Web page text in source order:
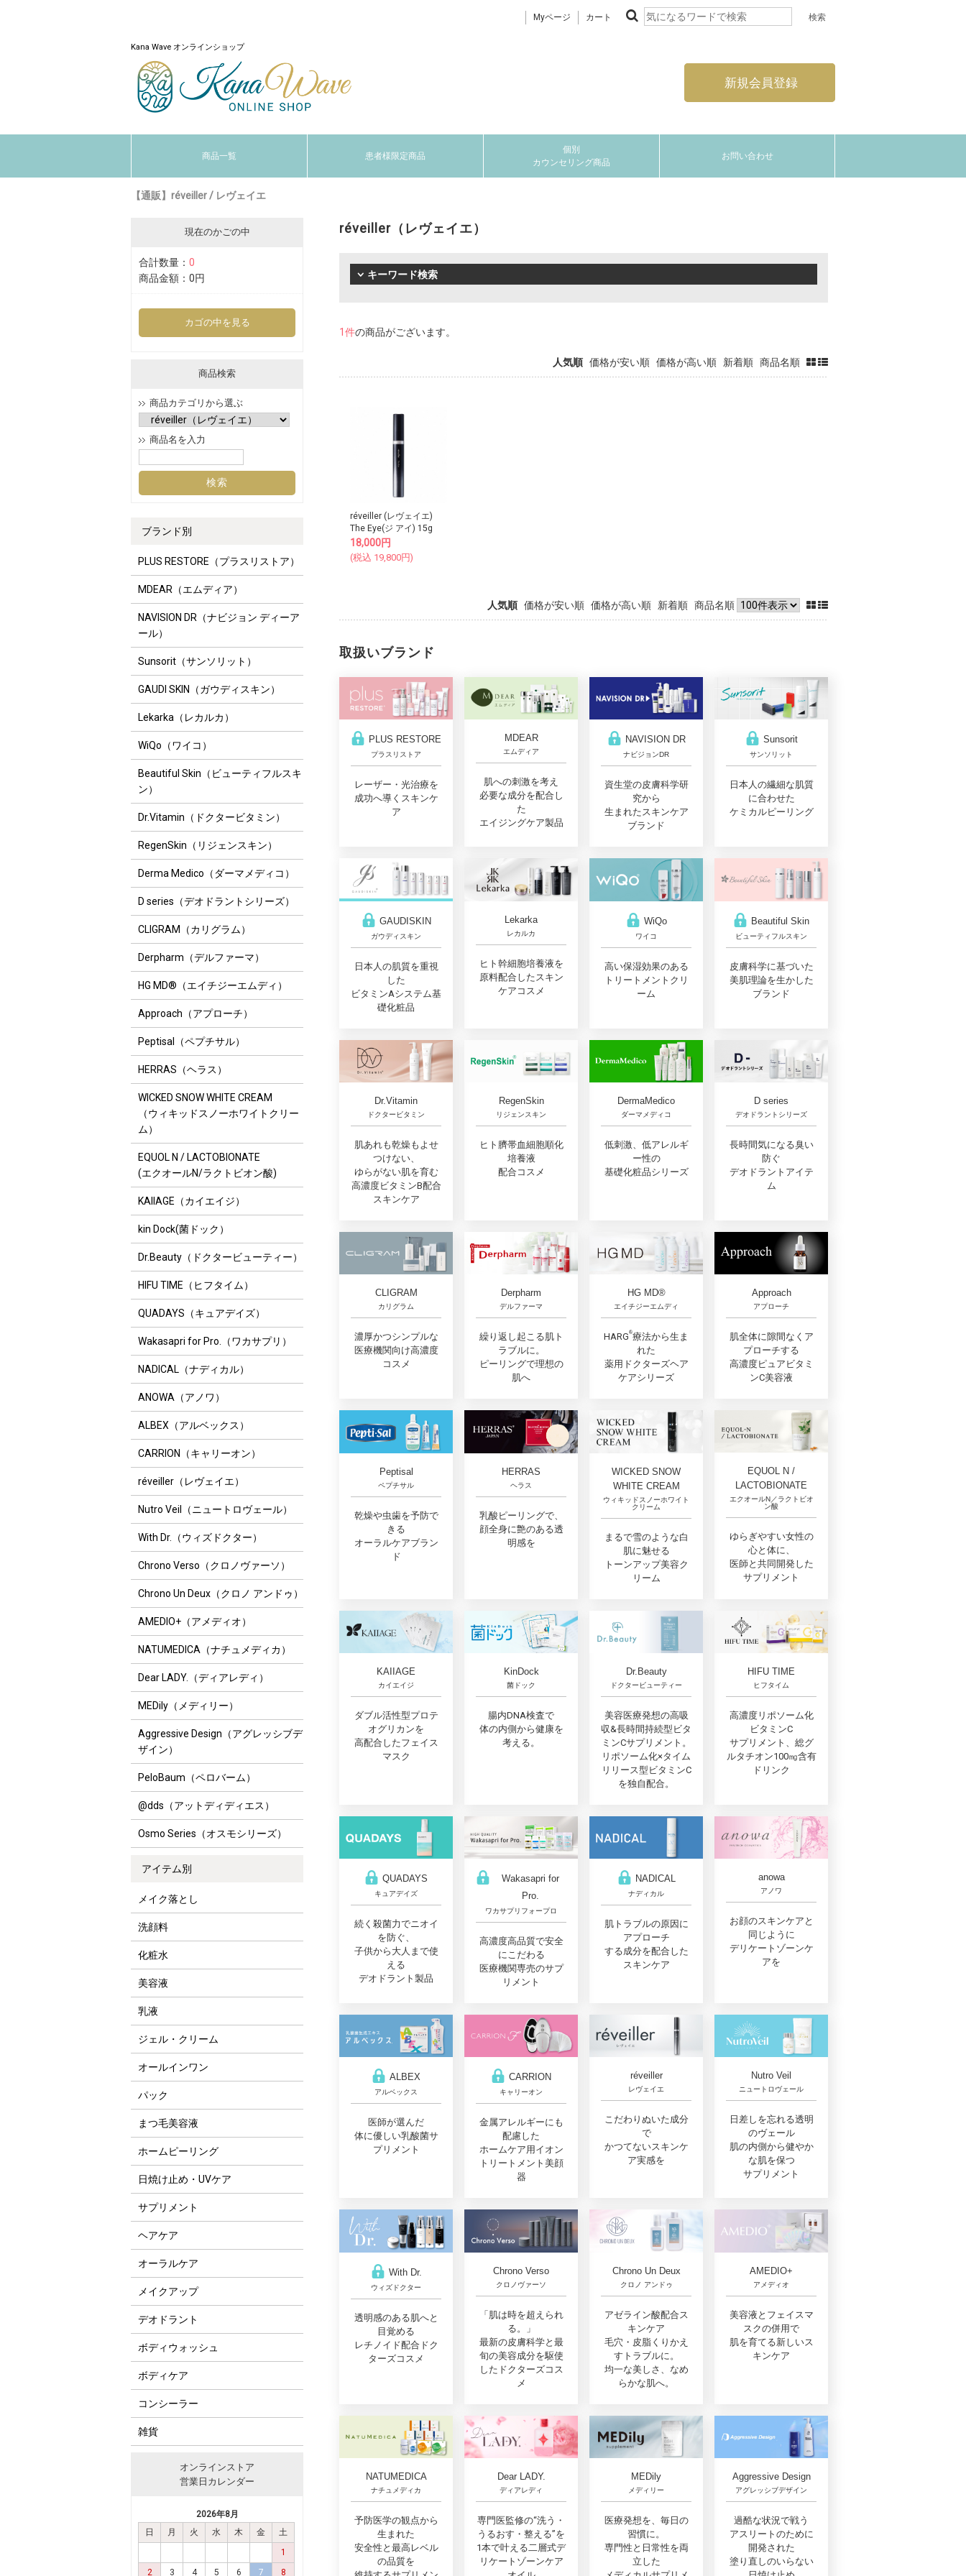
Myページ カート
Kana Wave オンラインショップ
新規会員登録
商品一覧 患者様限定商品
個別
カウンセリング商品
お問い合わせ
【通販】réveiller / レヴェイエ
現在のかごの中
合計数量： 0
商品金額： 0円
カゴの中を見る
商品検索
商品カテゴリから選ぶ
商品名を入力
ブランド別
PLUS RESTORE（プラスリストア）
MDEAR（エムディア）
NAVISION DR（ナビジョン ディーア
ール）
Sunsorit（サンソリット）
GAUDI SKIN（ガウディスキン）
Lekarka（レカルカ）
WiQo（ワイコ）
Beautiful Skin（ビューティフルスキ
ン）
Dr.Vitamin（ドクタービタミン）
RegenSkin（リジェンスキン）
Derma Medico（ダーマメディコ）
D series（デオドラントシリーズ）
CLIGRAM（カリグラム）
Derpharm（デルファーマ）
HG MD®（エイチジーエムディ）
Approach（アプローチ）
Peptisal（ペプチサル）
HERRAS（ヘラス）
WICKED SNOW WHITE CREAM
（ウィキッドスノーホワイトクリー
ム）
EQUOL N / LACTOBIONATE
(エクオールN/ラクトビオン酸)
KAIIAGE（カイエイジ）
kin Dock(菌ドック）
Dr.Beauty（ドクタービューティー）
HIFU TIME（ヒフタイム）
QUADAYS（キュアデイズ）
Wakasapri for Pro.（ワカサプリ）
NADICAL（ナディカル）
ANOWA（アノワ）
ALBEX（アルベックス）
CARRION（キャリーオン）
réveiller（レヴェイエ）
Nutro Veil（ニュートロヴェール）
With Dr.（ウィズドクター）
Chrono Verso（クロノヴァーソ）
Chrono Un Deux（クロノ アンドゥ）
AMEDIO+（アメディオ）
NATUMEDICA（ナチュメディカ）
Dear LADY.（ディアレディ）
MEDily（メディリー）
Aggressive Design（アグレッシブデ
ザイン）
PeloBaum（ペロバーム）
@dds（アットディディエス）
Osmo Series（オスモシリーズ）
アイテム別
メイク落とし
洗顔料
化粧水
美容液
乳液
ジェル・クリーム
オールインワン
パック
まつ毛美容液
ホームピーリング
日焼け止め・UVケア
サプリメント
ヘアケア
オーラルケア
メイクアップ
デオドラント
ボディウォッシュ
ボディケア
コンシーラー
雑貨
オンラインストア
営業日カレンダー
2026年8月
日
月 火 水 木 金
土
1
2
3 4 5 6 7 8
réveiller（レヴェイエ）
キーワード検索
1件の商品がございます。
人気順 価格が安い順 価格が高い順 新着順 商品名順
réveiller (レヴェイエ)
The Eye(ジ アイ) 15g
18,000円
(税込 19,800円)
人気順 価格が安い順 価格が高い順 新着順 商品名順
取扱いブランド
PLUS RESTORE
プラスリストア
レーザー・光治療を
成功へ導くスキンケ
ア
MDEAR
エムディア
肌への刺激を考え
必要な成分を配合し
た
エイジングケア製品
NAVISION DR
ナビジョンDR
資生堂の皮膚科学研
究から
生まれたスキンケア
ブランド
Sunsorit
サンソリット
日本人の繊細な肌質
に合わせた
ケミカルピーリング
GAUDISKIN
ガウディスキン
日本人の肌質を重視
した
ビタミンAシステム基
礎化粧品
Lekarka
レカルカ
ヒト幹細胞培養液を
原料配合したスキン
ケアコスメ
WiQo
ワイコ
高い保湿効果のある
トリートメントクリ
ーム
Beautiful Skin
ビューティフルスキン
皮膚科学に基づいた
美肌理論を生かした
ブランド
Dr.Vitamin
ドクタービタミン
肌あれも乾燥もよせ
つけない、
ゆらがない肌を育む
高濃度ビタミンB配合
スキンケア
RegenSkin
リジェンスキン
ヒト臍帯血細胞順化
培養液
配合コスメ
DermaMedico
ダーマメディコ
低刺激、低アレルギ
ー性の
基礎化粧品シリーズ
D series
デオドラントシリーズ
長時間気になる臭い
防ぐ
デオドラントアイテ
ム
CLIGRAM
カリグラム
濃厚かつシンプルな
医療機関向け高濃度
コスメ
Derpharm
デルファーマ
繰り返し起こる肌ト
ラブルに。
ピーリングで理想の
肌へ
HG MD®
エイチジーエムディ
HARG®︎療法から生ま
れた
薬用ドクターズヘア
ケアシリーズ
Approach
アプローチ
肌全体に隙間なくア
プローチする
高濃度ピュアビタミ
ンC美容液
Peptisal
ペプチサル
乾燥や虫歯を予防で
きる
オーラルケアブラン
ド
HERRAS
ヘラス
乳酸ピーリングで、
顔全身に艶のある透
明感を
WICKED SNOW
WHITE CREAM
ウィキッドスノーホワイト
クリーム
まるで雪のような白
肌に魅せる
トーンアップ美容ク
リーム
EQUOL N /
LACTOBIONATE
エクオールN／ラクトビオ
ン酸
ゆらぎやすい女性の
心と体に、
医師と共同開発した
サプリメント
KAIIAGE
カイエイジ
ダブル活性型プロテ
オグリカンを
高配合したフェイス
マスク
KinDock
菌ドック
腸内DNA検査で
体の内側から健康を
考える。
Dr.Beauty
ドクタービューティー
美容医療発想の高吸
収&長時間持続型ビタ
ミンCサプリメント。
リポソーム化×タイム
リリース型ビタミンC
を独自配合。
HIFU TIME
ヒフタイム
高濃度リポソーム化
ビタミンC
サプリメント、総グ
ルタチオン100㎎含有
ドリンク
QUADAYS
キュアデイズ
続く殺菌力でニオイ
を防ぐ、
子供から大人まで使
える
デオドラント製品
Wakasapri for
Pro.
ワカサプリフォープロ
高濃度高品質で安全
にこだわる
医療機関専売のサプ
リメント
NADICAL
ナディカル
肌トラブルの原因に
アプローチ
する成分を配合した
スキンケア
anowa
アノワ
お顔のスキンケアと
同じように
デリケートゾーンケ
アを
ALBEX
アルベックス
医師が選んだ
体に優しい乳酸菌サ
プリメント
CARRION
キャリーオン
金属アレルギーにも
配慮した
ホームケア用イオン
トリートメント美顔
器
réveiller
レヴェイエ
こだわりぬいた成分
で
かつてないスキンケ
ア実感を
Nutro Veil
ニュートロヴェール
日差しを忘れる透明
のヴェール
肌の内側から健やか
な肌を保つ
サプリメント
With Dr.
ウィズドクター
透明感のある肌へと
目覚める
レチノイド配合ドク
ターズコスメ
Chrono Verso
クロノヴァーソ
「肌は時を超えられ
る。」
最新の皮膚科学と最
旬の美容成分を駆使
したドクターズコス
メ
Chrono Un Deux
クロノ アンドゥ
アゼライン酸配合ス
キンケア
毛穴・皮脂くりかえ
すトラブルに。
均一な美しさ、なめ
らかな肌へ。
AMEDIO+
アメディオ
美容液とフェイスマ
スクの併用で
肌を育てる新しいス
キンケア
NATUMEDICA
ナチュメディカ
予防医学の観点から
生まれた
安全性と最高レベル
の品質を
Dear LADY.
ディアレディ
専門医監修の“洗う・
うるおす・整える”を
1本で叶える二層式デ
リケートゾーンケア
MEDily
メディリー
医療発想を、毎日の
習慣に。
専門性と日常性を両
立した
Aggressive Design
アグレッシブデザイン
過酷な状況で戦う
アスリートのために
開発された
塗り直しのいらない